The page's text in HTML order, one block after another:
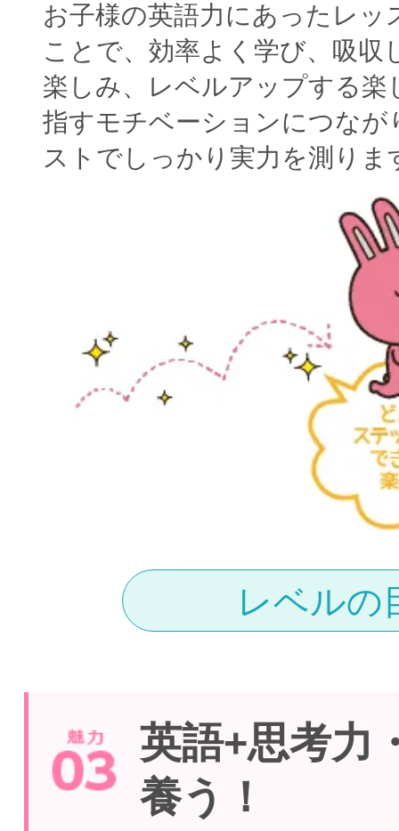
お子様の英語力にあったレッ
ことで、効率よく学び、吸収
楽しみ、レベルアップする楽
指すモチベーションにつなが
ストでしっかり実力を測りま
レベルの
英語+思考力
養う！